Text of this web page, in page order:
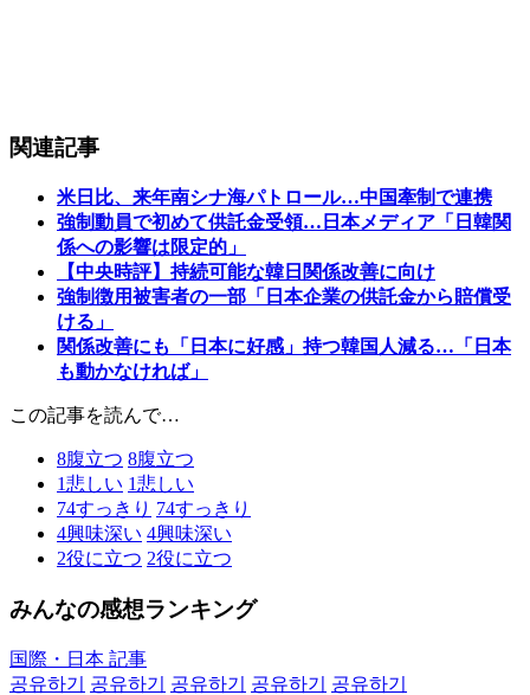
関連記事
米日比、来年南シナ海パトロール…中国牽制で連携
強制動員で初めて供託金受領…日本メディア「日韓関
係への影響は限定的」
【中央時評】持続可能な韓日関係改善に向け
強制徴用被害者の一部「日本企業の供託金から賠償受
ける」
関係改善にも「日本に好感」持つ韓国人減る…「日本
も動かなければ」
この記事を読んで…
8腹立つ 8腹立つ
1悲しい 1悲しい
74すっきり 74すっきり
4興味深い 4興味深い
2役に立つ 2役に立つ
みんなの感想ランキング
国際・日本 記事
공유하기
공유하기 공유하기 공유하기
공유하기